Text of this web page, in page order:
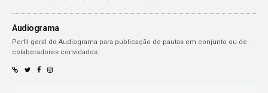
Audiograma
Perfil geral do Audiograma para publicação de pautas em conjunto ou de
colaboradores convidados.